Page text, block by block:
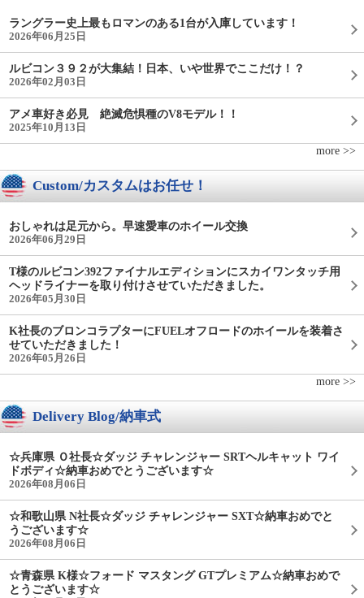
ラングラー史上最もロマンのある1台が入庫しています！
2026年06月25日
ルビコン３９２が大集結！日本、いや世界でここだけ！？
2026年02月03日
アメ車好き必見 絶滅危惧種のV8モデル！！
2025年10月13日
more >>
Custom/カスタムはお任せ！
おしゃれは足元から。早速愛車のホイール交換
2026年06月29日
T様のルビコン392ファイナルエディションにスカイワンタッチ用
ヘッドライナーを取り付けさせていただきました。
2026年05月30日
K社長のブロンコラプターにFUELオフロードのホイールを装着さ
せていただきました！
2026年05月26日
more >>
Delivery Blog/納車式
☆兵庫県 Ｏ社長☆ダッジ チャレンジャー SRTヘルキャット ワイ
ドボディ☆納車おめでとうございます☆
2026年08月06日
☆和歌山県 N社長☆ダッジ チャレンジャー SXT☆納車おめでと
うございます☆
2026年08月06日
☆青森県 K様☆フォード マスタング GTプレミアム☆納車おめで
とうございます☆